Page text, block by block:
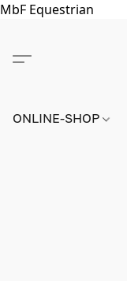
MbF Equestrian
ONLINE-SHOP